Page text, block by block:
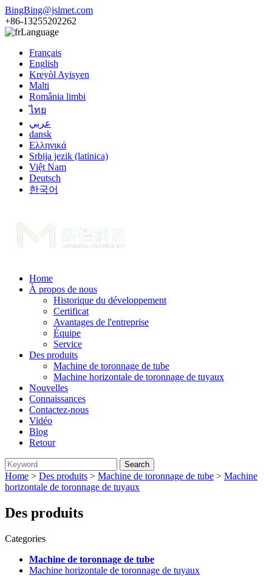
BingBing@jslmet.com
+86-13255202262
Language
Français
English
Kreyòl Ayisyen
Malti
România limbi
ไทย
عربي
dansk
Ελληνικά
Srbija jezik (latinica)
Việt Nam
Deutsch
한국어
Home
À propos de nous
Historique du développement
Certificat
Avantages de l'entreprise
Équipe
Service
Des produits
Machine de toronnage de tube
Machine horizontale de toronnage de tuyaux
Nouvelles
Connaissances
Contactez-nous
Vidéo
Blog
Retour
Home > Des produits > Machine de toronnage de tube > Machine
horizontale de toronnage de tuyaux
Des produits
Categories
Machine de toronnage de tube
Machine horizontale de toronnage de tuyaux